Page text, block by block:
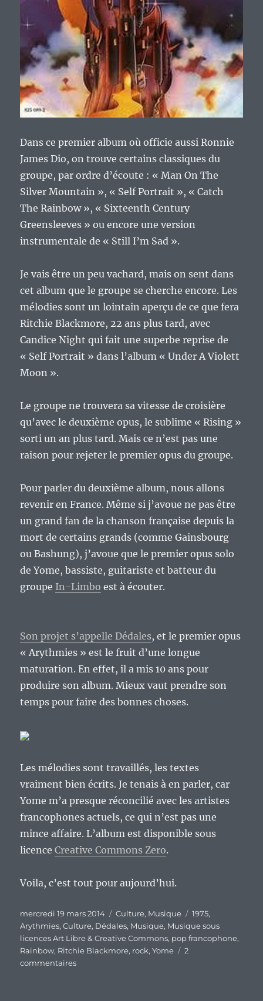
Dans ce premier album où officie aussi Ronnie
James Dio, on trouve certains classiques du
groupe, par ordre d’écoute : « Man On The
Silver Mountain », « Self Portrait », « Catch
The Rainbow », « Sixteenth Century
Greensleeves » ou encore une version
instrumentale de « Still I’m Sad ».
Je vais être un peu vachard, mais on sent dans
cet album que le groupe se cherche encore. Les
mélodies sont un lointain aperçu de ce que fera
Ritchie Blackmore, 22 ans plus tard, avec
Candice Night qui fait une superbe reprise de
« Self Portrait » dans l’album « Under A Violett
Moon ».
Le groupe ne trouvera sa vitesse de croisière
qu’avec le deuxième opus, le sublime « Rising »
sorti un an plus tard. Mais ce n’est pas une
raison pour rejeter le premier opus du groupe.
Pour parler du deuxième album, nous allons
revenir en France. Même si j’avoue ne pas être
un grand fan de la chanson française depuis la
mort de certains grands (comme Gainsbourg
ou Bashung), j’avoue que le premier opus solo
de Yome, bassiste, guitariste et batteur du
groupe In-Limbo est à écouter.
Son projet s’appelle Dédales, et le premier opus
« Arythmies » est le fruit d’une longue
maturation. En effet, il a mis 10 ans pour
produire son album. Mieux vaut prendre son
temps pour faire des bonnes choses.
Les mélodies sont travaillés, les textes
vraiment bien écrits. Je tenais à en parler, car
Yome m’a presque réconcilié avec les artistes
francophones actuels, ce qui n’est pas une
mince affaire. L’album est disponible sous
licenceCreative Commons Zero.
Voila, c’est tout pour aujourd’hui.
Publié
le
mercredi 19 mars 2014 Catégories
Culture, Musique Étiquettes
1975,
Arythmies,Culture, Dédales, Musique, Musique sous
licences Art Libre & Creative Commons, pop francophone,
Rainbow, Ritchie Blackmore, rock,Yome
2
commentairessur